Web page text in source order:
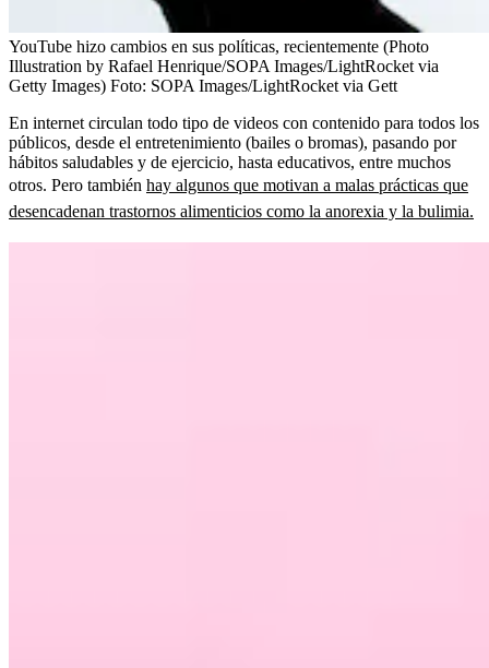
YouTube hizo cambios en sus políticas, recientemente (Photo
Illustration by Rafael Henrique/SOPA Images/LightRocket via
Getty Images) Foto: SOPA Images/LightRocket via Gett
En internet circulan todo tipo de videos con contenido para todos los
públicos, desde el entretenimiento (bailes o bromas), pasando por
hábitos saludables y de ejercicio, hasta educativos, entre muchos
otros. Pero también hay algunos que motivan a malas prácticas que
desencadenan trastornos alimenticios como la anorexia y la bulimia.